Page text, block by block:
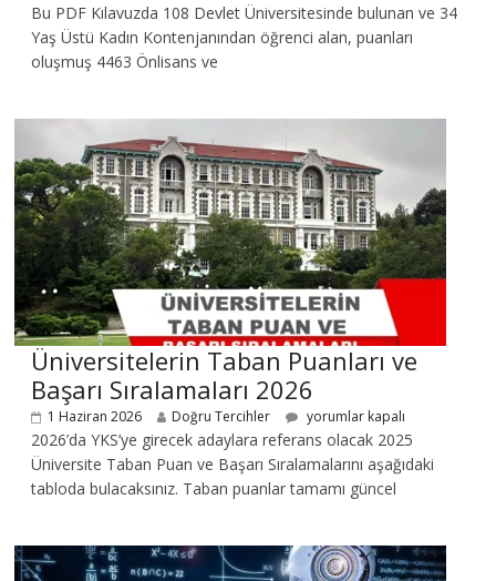
Bu PDF Kılavuzda 108 Devlet Üniversitesinde bulunan ve 34
Yaş Üstü Kadın Kontenjanından öğrenci alan, puanları
oluşmuş 4463 Önlisans ve
Üniversitelerin Taban Puanları ve
Başarı Sıralamaları 2026
1 Haziran 2026 Doğru Tercihler yorumlar kapalı
2026’da YKS’ye girecek adaylara referans olacak 2025
Üniversite Taban Puan ve Başarı Sıralamalarını aşağıdaki
tabloda bulacaksınız. Taban puanlar tamamı güncel